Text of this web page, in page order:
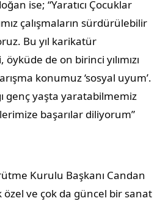
ise; “Yaratıcı Çocuklar
çalışmaların sürdürülebilir
Bu yıl karikatür
de on birinci yılımızı
konumuz ‘sosyal uyum’.
genç yaşta yaratabilmemiz
başarılar diliyorum”
Kurulu Başkanı Candan
özel ve çok da güncel bir sanat